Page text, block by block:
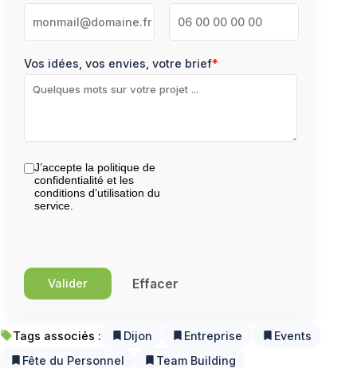
Vos idées, vos envies, votre brief*
J’accepte la politique de
confidentialité et les
conditions d’utilisation du
service.
local_offerTags associés : bookmark Dijon bookmark Entreprise bookmark Events
bookmark Fête du Personnel bookmark Team Building